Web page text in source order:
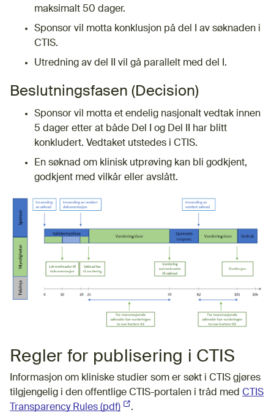
maksimalt 50 dager.
Sponsor vil motta konklusjon på del I av søknaden i
CTIS.
Utredning av del II vil gå parallelt med del I.
Beslutningsfasen (Decision)
Sponsor vil motta et endelig nasjonalt vedtak innen
5 dager etter at både Del I og Del II har blitt
konkludert. Vedtaket utstedes i CTIS.
En søknad om klinisk utprøving kan bli godkjent,
godkjent med vilkår eller avslått.
Regler for publisering i CTIS
Informasjon om kliniske studier som er søkt i CTIS gjøres
tilgjengelig i den offentlige CTIS-portalen i tråd med CTIS
Transparency Rules (pdf) (Ekstern lenke)
.